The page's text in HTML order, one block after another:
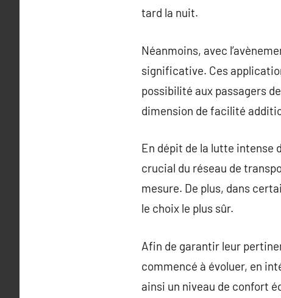
tard la nuit.
Néanmoins, avec
significative. Ces
possibilité aux passagers
dimension de facilité
En dépit de la lutte intense
crucial du réseau de
mesure. De plus, dans
le choix le plus sûr.
Afin de garantir leur
commencé à évoluer, en
ainsi un niveau de confort